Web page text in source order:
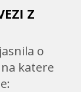
Z
o
katere